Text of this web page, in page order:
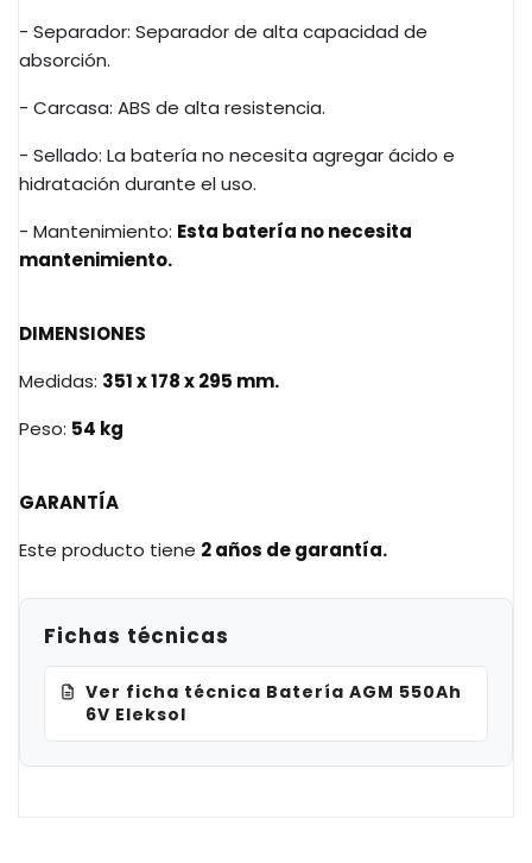
- Separador: Separador de alta capacidad de
absorción.
- Carcasa: ABS de alta resistencia.
- Sellado: La batería no necesita agregar ácido e
hidratación durante el uso.
- Mantenimiento: Esta batería no necesita
mantenimiento.
DIMENSIONES
Medidas: 351 x 178 x 295 mm.
Peso: 54 kg
GARANTÍA
Este producto tiene 2 años de garantía.
Fichas técnicas
Ver ficha técnica Batería AGM 550Ah
6V Eleksol